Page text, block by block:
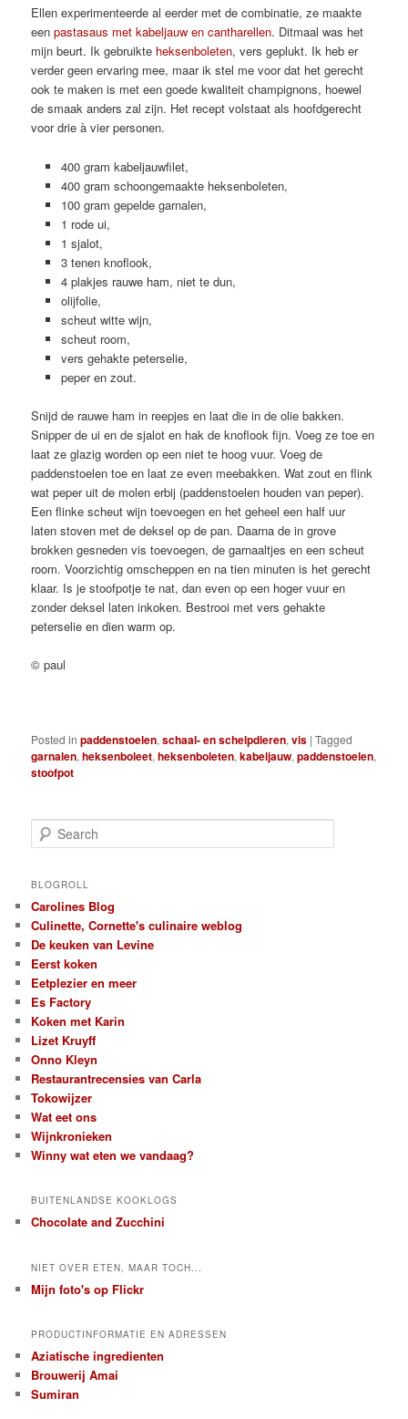
Ellen experimenteerde al eerder met de combinatie, ze maakte
een pastasaus met kabeljauw en cantharellen. Ditmaal was het
mijn beurt. Ik gebruikte heksenboleten, vers geplukt. Ik heb er
verder geen ervaring mee, maar ik stel me voor dat het gerecht
ook te maken is met een goede kwaliteit champignons, hoewel
de smaak anders zal zijn. Het recept volstaat als hoofdgerecht
voor drie à vier personen.
400 gram kabeljauwfilet,
400 gram schoongemaakte heksenboleten,
100 gram gepelde garnalen,
1 rode ui,
1 sjalot,
3 tenen knoflook,
4 plakjes rauwe ham, niet te dun,
olijfolie,
scheut witte wijn,
scheut room,
vers gehakte peterselie,
peper en zout.
Snijd de rauwe ham in reepjes en laat die in de olie bakken.
Snipper de ui en de sjalot en hak de knoflook fijn. Voeg ze toe en
laat ze glazig worden op een niet te hoog vuur. Voeg de
paddenstoelen toe en laat ze even meebakken. Wat zout en flink
wat peper uit de molen erbij (paddenstoelen houden van peper).
Een flinke scheut wijn toevoegen en het geheel een half uur
laten stoven met de deksel op de pan. Daarna de in grove
brokken gesneden vis toevoegen, de garnaaltjes en een scheut
room. Voorzichtig omscheppen en na tien minuten is het gerecht
klaar. Is je stoofpotje te nat, dan even op een hoger vuur en
zonder deksel laten inkoken. Bestrooi met vers gehakte
peterselie en dien warm op.
© paul
Posted in paddenstoelen,schaal- en schelpdieren,vis |Tagged
garnalen,heksenboleet,heksenboleten,kabeljauw,paddenstoelen,
stoofpot
e
r
h
BLOGROLL
Carolines Blog
Culinette, Cornette's culinaire weblog
De keuken van Levine
Eerst koken
Eetplezier en meer
Es Factory
Koken met Karin
Lizet Kruyff
Onno Kleyn
Restaurantrecensies van Carla
Tokowijzer
Wat eet ons
Wijnkronieken
Winny wat eten we vandaag?
BUITENLANDSE KOOKLOGS
Chocolate and Zucchini
NIET OVER ETEN, MAAR TOCH...
Mijn foto's op Flickr
PRODUCTINFORMATIE EN ADRESSEN
Aziatische ingredienten
Brouwerij Amai
Sumiran